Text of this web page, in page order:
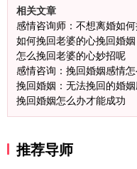
相关文章
感情咨询师：不想离婚如
如何挽回老婆的心挽回婚姻
怎么挽回老婆的心妙招呢
感情咨询：挽回婚姻感情
挽回婚姻：无法挽回的婚
挽回婚姻怎么办才能成功
推荐导师